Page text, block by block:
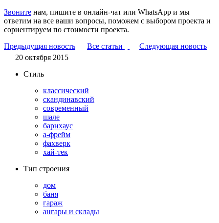
Звоните нам, пишите в онлайн-чат или WhatsApp и мы
ответим на все ваши вопросы, поможем с выбором проекта и
сориентируем по стоимости проекта.
Предыдущая новость
Все статьи
Следующая новость
20 октября 2015
Стиль
классический
скандинавский
современный
шале
барнхаус
а-фрейм
фахверк
хай-тек
Тип строения
дом
баня
гараж
ангары и склады